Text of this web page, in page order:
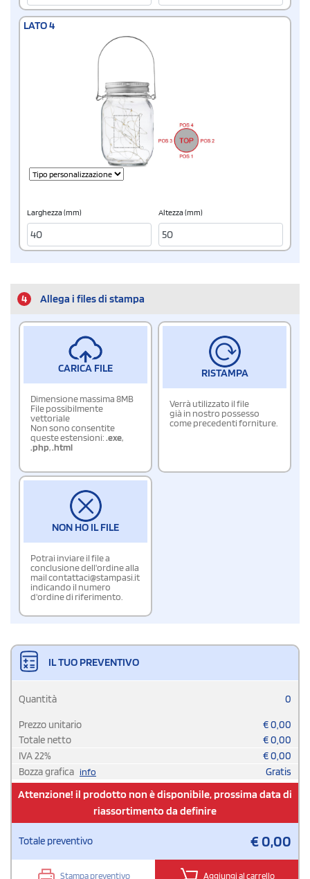
LATO 4
Larghezza (mm) Altezza (mm)
4 Allega i files di stampa
CARICA FILE
Dimensione massima 8MB
File possibilmente
vettoriale
Non sono consentite
queste estensioni:.exe,
.php,.html
RISTAMPA
Verrà utilizzato il file
già in nostro possesso
come precedenti forniture.
NON HO IL FILE
Potrai inviare il file a
conclusione dell'ordine alla
mail contattaci@stampasi.it
indicando il numero
d'ordine di riferimento.
IL TUO PREVENTIVO
Quantità 0
Prezzo unitario €0,00
Totale netto
€0,00
IVA22% €0,00
Bozza grafica info Gratis
Attenzione! il prodotto non è disponibile, prossima data di
riassortimento da definire
Totale preventivo €0,00
Stampa preventivo Aggiungi al carrello